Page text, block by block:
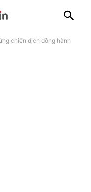
chiến dịch đồng hành